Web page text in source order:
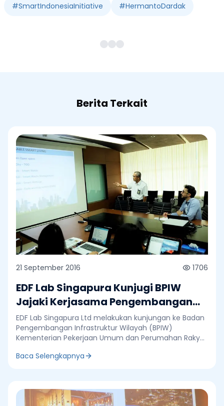
#SmartIndonesiaInitiative #HermantoDardak
Berita Terkait
21 September 2016 1706
EDF Lab Singapura Kunjugi BPIW
Jajaki Kerjasama Pengembangan
Smart Energy
EDF Lab Singapura Ltd melakukan kunjungan ke Badan
Pengembangan Infrastruktur Wilayah (BPIW)
Kementerian Pekerjaan Umum dan Perumahan Rakyat
dengan perusahaan dari Singapura tersebut, yang
Rencana penjajakan kerjasama terungkap saat
Direktur EDF Lab Singapura Ltd, Benjamin Mousseau
Baca Selengkapnya